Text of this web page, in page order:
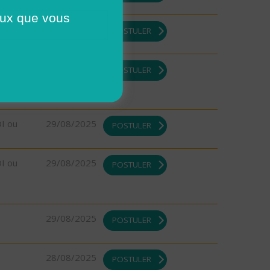
POSTULER
POSTULER
ou
29/08/2025 POSTULER
ou
29/08/2025 POSTULER
29/08/2025 POSTULER
28/08/2025 POSTULER
que vous